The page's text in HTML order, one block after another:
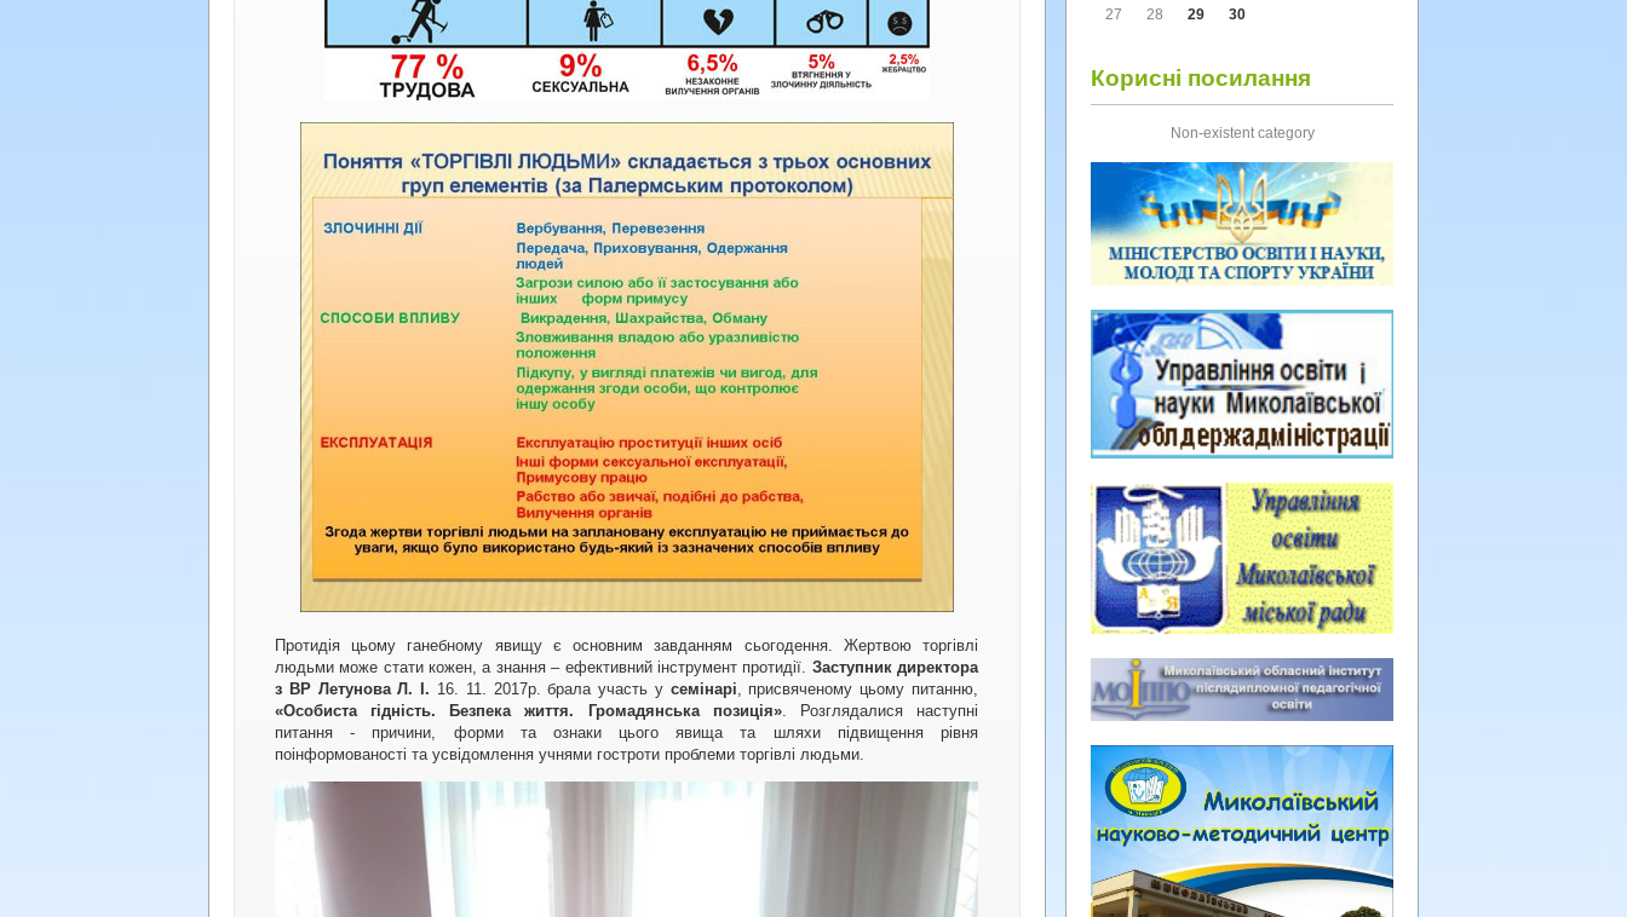
Протидія цьому ганебному явищу є основним завданням сьогодення. Жертвою торгівлі
людьми може стати кожен, а знання – ефективний інструмент протидії. Заступник директора
з ВР Летунова Л. І. 16. 11. 2017р. брала участь у семінарі , присвяченому цьому питанню,
«Особиста гідність. Безпека життя. Громадянська позиція». Розглядалися наступні
питання - причини, форми та ознаки цього явища та шляхи підвищення рівня
поінформованості та усвідомлення учнями гостроти проблеми торгівлі людьми.
27
28 29 30
Корисні посилання
Non-existent category